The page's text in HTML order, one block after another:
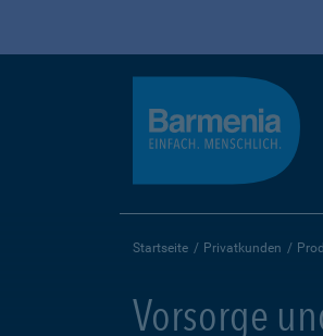
Startseite Privatkunden
Vorsorge